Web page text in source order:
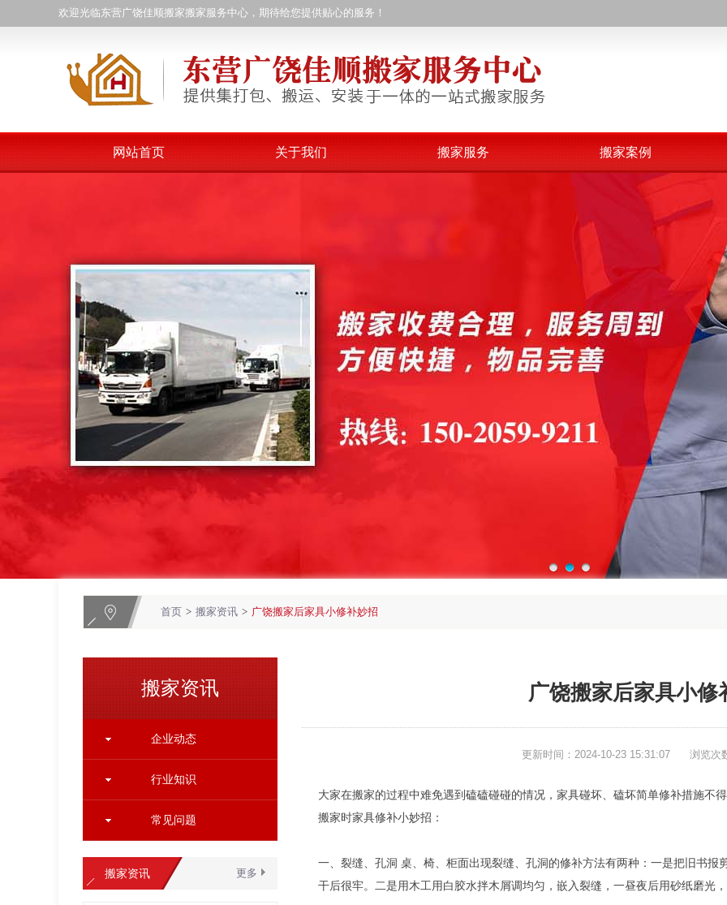
欢迎光临东营广饶佳顺搬家搬家服务中心，期待给您提供贴心的服务！
网站首页 关于我们 搬家服务 搬家案例
首页 > 搬家资讯 > 广饶搬家后家具小修补妙招
搬家资讯
企业动态
行业知识
常见问题
更多
搬家资讯
广饶搬家后家具小修
更新时间：2024-10-23 15:31:07 浏览次
大家在搬家的过程中难免遇到磕磕碰碰的情况，家具碰坏、磕坏简单修补措施不
搬家时家具修补小妙招：
一、裂缝、孔洞 桌、椅、柜面出现裂缝、孔洞的修补方法有两种：一是把旧书
干后很牢。二是用木工用白胶水拌木屑调均匀，嵌入裂缝，一昼夜后用砂纸磨光